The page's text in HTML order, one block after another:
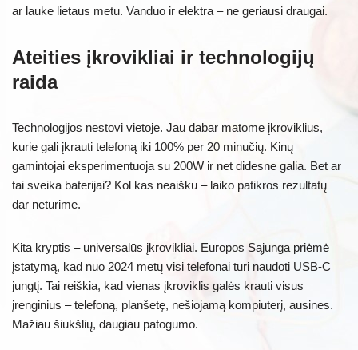
ar lauke lietaus metu. Vanduo ir elektra – ne geriausi draugai.
Ateities įkrovikliai ir technologijų
raida
Technologijos nestovi vietoje. Jau dabar matome įkroviklius,
kurie gali įkrauti telefoną iki 100% per 20 minučių. Kinų
gamintojai eksperimentuoja su 200W ir net didesne galia. Bet ar
tai sveika baterijai? Kol kas neaišku – laiko patikros rezultatų
dar neturime.
Kita kryptis – universalūs įkrovikliai. Europos Sąjunga priėmė
įstatymą, kad nuo 2024 metų visi telefonai turi naudoti USB-C
jungtį. Tai reiškia, kad vienas įkroviklis galės krauti visus
įrenginius – telefoną, planšetę, nešiojamą kompiuterį, ausines.
Mažiau šiukšlių, daugiau patogumo.